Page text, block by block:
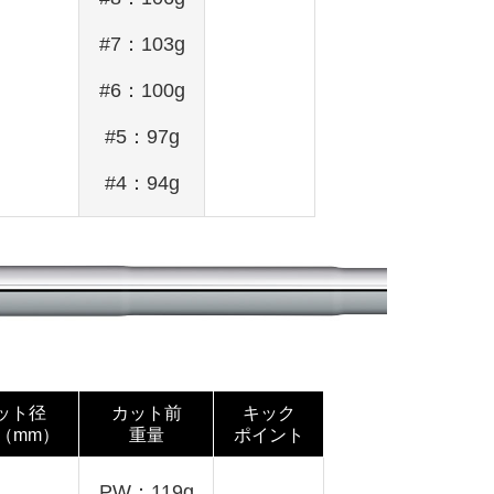
#7：103g
#6：100g
#5：97g
#4：94g
ト径
mm）
カット前
重量
キック
ポイント